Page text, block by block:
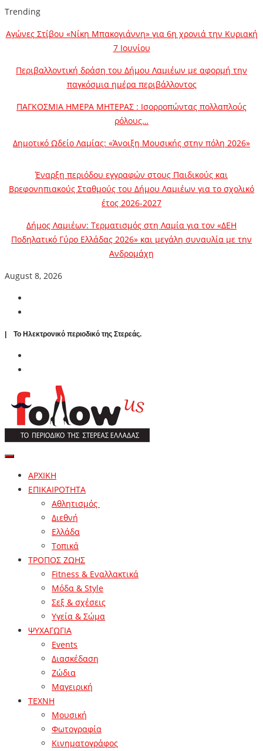
Trending
Αγώνες Στίβου «Νίκη Μπακογιάννη» για 6η χρονιά την Κυριακή
7 Ιουνίου
Περιβαλλοντική δράση του Δήμου Λαμιέων με αφορμή την
παγκόσμια ημέρα περιβάλλοντος
ΠΑΓΚΟΣΜΙΑ ΗΜΕΡΑ ΜΗΤΕΡΑΣ : Ισορροπώντας πολλαπλούς
ρόλους…
Δημοτικό Ωδείο Λαμίας: «Άνοιξη Μουσικής στην πόλη 2026»
Έναρξη περιόδου εγγραφών στους Παιδικούς και
Βρεφονηπιακούς Σταθμούς του Δήμου Λαμιέων για το σχολικό
έτος 2026-2027
Δήμος Λαμιέων: Τερματισμός στη Λαμία για τον «ΔΕΗ
Ποδηλατικό Γύρο Ελλάδας 2026» και μεγάλη συναυλία με την
Ανδρομάχη
August 8, 2026
| To Ηλεκτρονικό περιοδικό της Στερεάς.
ΑΡΧΙΚΗ
ΕΠΙΚΑΙΡΟΤΗΤΑ
Αθλητισμός
Διεθνή
Ελλάδα
Τοπικά
ΤΡΟΠΟΣ ΖΩΗΣ
Fitness & Εναλλακτικά
Μόδα & Style
Σεξ & σχέσεις
Υγεία & Σώμα
ΨΥΧΑΓΩΓΙΑ
Events
Διασκέδαση
Ζώδια
Μαγειρική
ΤΕΧΝΗ
Μουσική
Φωτογραφία
Κινηματογράφος